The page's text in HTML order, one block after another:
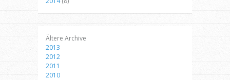
Ältere Archive
2013
2012
2011
2010